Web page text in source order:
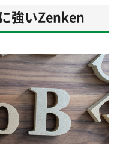
強いZenken